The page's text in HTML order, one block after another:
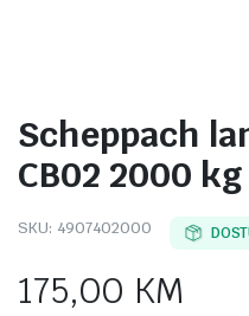
Scheppach
CB02 2000 kg
SKU: 4907402000
175,00 KM